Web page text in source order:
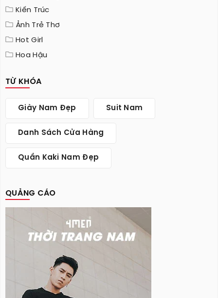
Kiến Trúc
Ảnh Trẻ Thơ
Hot Girl
Hoa Hậu
TỪ KHÓA
Giày Nam Đẹp Suit Nam
Danh Sách Cửa Hàng
Quần Kaki Nam Đẹp
QUẢNG CÁO